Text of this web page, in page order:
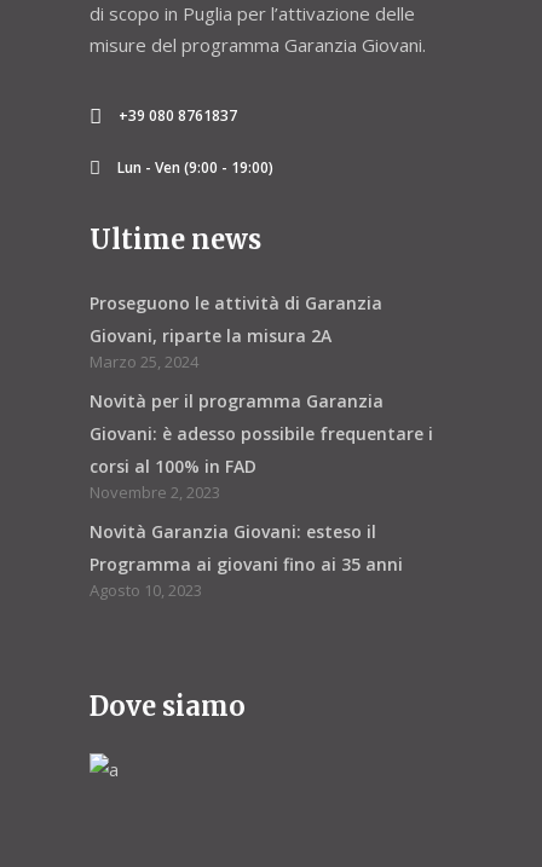
di scopo in Puglia per l’attivazione delle
misure del programma Garanzia Giovani.
+39 080 8761837
Lun - Ven (9:00 - 19:00)
Ultime news
Proseguono le attività di Garanzia
Giovani, riparte la misura 2A
Marzo 25, 2024
Novità per il programma Garanzia
Giovani: è adesso possibile frequentare i
corsi al 100% in FAD
Novembre 2, 2023
Novità Garanzia Giovani: esteso il
Programma ai giovani fino ai 35 anni
Agosto 10, 2023
Dove siamo